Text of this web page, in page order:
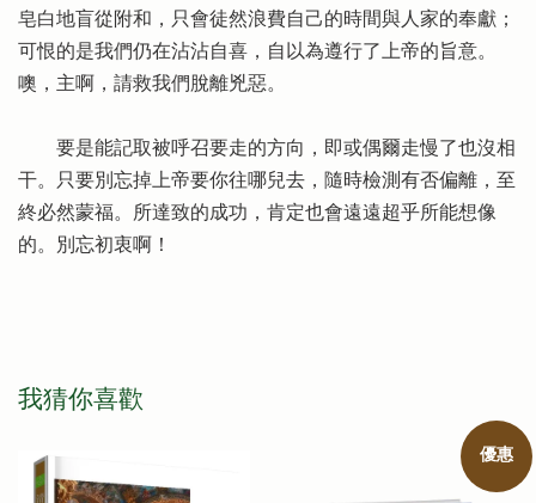
皂白地盲從附和，只會徒然浪費自己的時間與人家的奉獻；
可恨的是我們仍在沾沾自喜，自以為遵行了上帝的旨意。
噢，主啊，請救我們脫離兇惡。
要是能記取被呼召要走的方向，即或偶爾走慢了也沒相
干。只要別忘掉上帝要你往哪兒去，隨時檢測有否偏離，至
終必然蒙福。所達致的成功，肯定也會遠遠超乎所能想像
的。別忘初衷啊！
我猜你喜歡
優惠